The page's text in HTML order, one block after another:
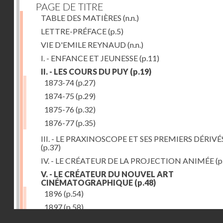
PAGE DE TITRE
TABLE DES MATIÈRES (n.n.)
LETTRE-PRÉFACE(p.5)
VIE D'EMILE REYNAUD (n.n.)
I. - ENFANCE ET JEUNESSE(p.11)
II. - LES COURS DU PUY (p.19)
1873-74(p.27)
1874-75 (p.29)
1875-76 (p.32)
1876-77(p.35)
III. - LE PRAXINOSCOPE ET SES PREMIERS
(p.37)
IV. - LE CRÉATEUR DE LA PROJECTION ANIMÉE
V. - LE CRÉATEUR DU NOUVEL ART
CINÉMATOGRAPHIQUE (p.48)
1896 (p.54)
1897(p.58)